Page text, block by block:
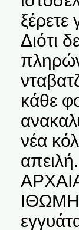
ξέρετε
Διότι
κάθε
νέα